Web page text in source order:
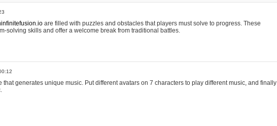
are filled with puzzles and obstacles that players must solve to progress. These
solving skills and offer a welcome break from traditional battles.
that generates unique music. Put different avatars on 7 characters to play different music, and finally